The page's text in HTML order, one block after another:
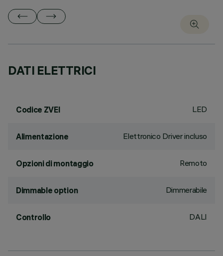
DATI ELETTRICI
Codice ZVEI LED
Alimentazione Elettronico Driver incluso
Opzioni di montaggio Remoto
Dimmable option Dimmerabile
Controllo DALI